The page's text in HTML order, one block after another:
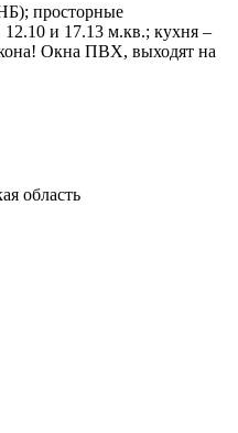
просторные
и 17.13 м.кв.; кухня –
Окна ПВХ, выходят на
область